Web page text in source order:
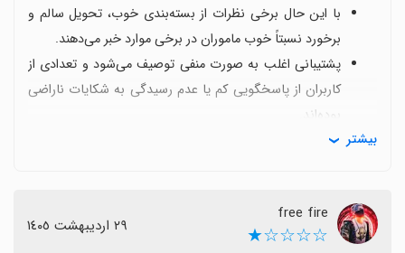
با این حال برخی نظرات از بسته‌بندی خوب، تحویل سالم و
برخورد نسبتاً خوب ماموران در برخی موارد خبر می‌دهند.
پشتیبانی اغلب به صورت منفی توصیف می‌شود و تعدادی از
کاربران از پاسخگویی کم یا عدم رسیدگی به شکایات ناراضی
بوده‌اند.
برخی کاربران به مقایسه با پست یا خدمات دیگر اشاره
سرعت تحویل، و بهبود پیگیری و پاسخگویی است.
اگر به حفظ سلامت و سالم بودن بسته اهمیت می‌دهید،
بیشتر
free fire
☆☆☆☆★ ٢٩ اردیبهشت ١٤٠٥